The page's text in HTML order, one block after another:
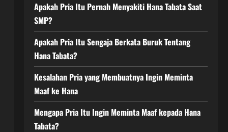
Apakah Pria Itu Pernah Menyakiti Hana Tabata Saat
SMP?
Apakah Pria Itu Sengaja Berkata Buruk Tentang
Hana Tabata?
Kesalahan Pria yang Membuatnya Ingin Meminta
Maaf ke Hana
Mengapa Pria Itu Ingin Meminta Maaf kepada Hana
Tabata?